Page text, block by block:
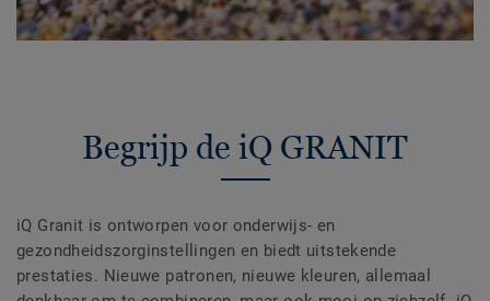
Begrijp de iQ GRANIT
iQ Granit is ontworpen voor onderwijs- en
gezondheidszorginstellingen en biedt uitstekende
prestaties. Nieuwe patronen, nieuwe kleuren, allemaal